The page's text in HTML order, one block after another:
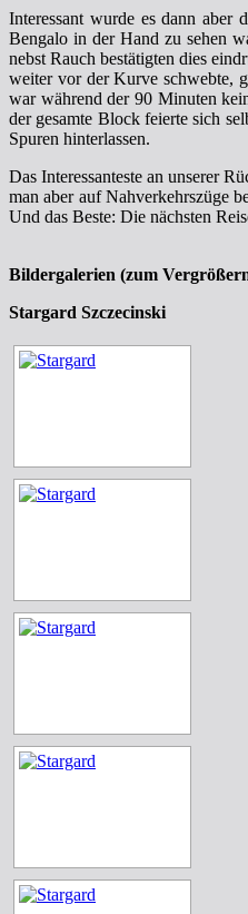
Interessant wurde es dann aber
Bengalo in der Hand zu sehen
nebst Rauch bestätigten dies
weiter vor der Kurve schwebte,
war während der 90 Minuten
der gesamte Block feierte sich
Spuren hinterlassen.
Das Interessanteste an unserer
man aber auf Nahverkehrszüge
Und das Beste: Die nächsten
Bildergalerien (zum
Stargard Szczecinski